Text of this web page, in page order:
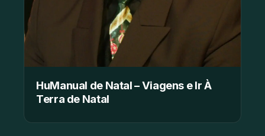
HuManual de Natal – Viagens e Ir À
Terra de Natal